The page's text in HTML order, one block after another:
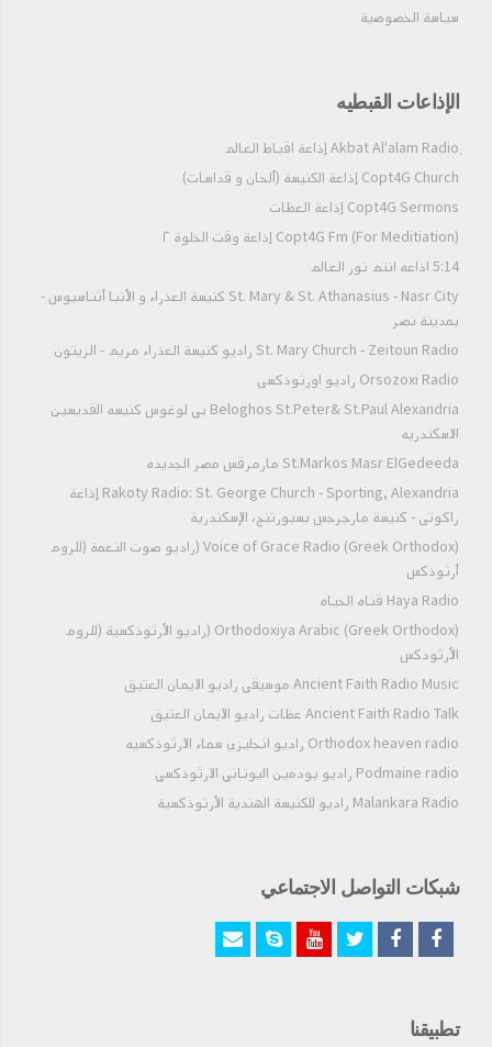
سياسة الخصوصية
الإذاعات القبطيه
Copt4G Church إذاعة الكنيسة (ألحان و قداسات)
Copt4G Sermons إذاعة العظات
Copt4G Fm (For Meditiation) إذاعة وقت الخلوة ٢
5:14 اذاعه انتم نور العالم
St. Mary & St. Athanasius - Nasr City كنيسة العذراء و الأنبا أثناسيوس -
بمدينة نصر
St. Mary Church - Zeitoun Radio راديو كنيسة العذراء مريم - الزيتون
Orsozoxi Radio راديو اورثوذكسى
Beloghos St.Peter& St.Paul Alexandria بي لوغوس كنيسه القديسين
الاسكندريه
St.Markos Masr ElGedeeda مارمرقس مصر الجديده
Rakoty Radio: St. George Church - Sporting, Alexandria إذاعة
راكوتى - كنيسة مارجرجس بسبورتنج، الإسكندرية
Voice of Grace Radio (Greek Orthodox) (راديو صوت النعمة (للروم
أرثوذكس
Haya Radio قناه الحياه
Orthodoxiya Arabic (Greek Orthodox) (راديو الأرثوذكسية (للروم
الأرثودكس
Ancient Faith Radio Music موسيقي راديو الايمان العتيق
Ancient Faith Radio Talk عظات راديو الايمان العتيق
Orthodox heaven radio راديو انجليزي سماء الارثوذكسيه
Podmaine radio راديو بودمين اليوناني الارثوذكسي
Malankara Radio راديو للكنيسة الهندية الأرثوذكسية
شبكات التواصل الاجتماعي
تطبيقنا